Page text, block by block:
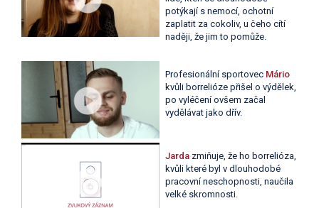
potýkají s nemocí, ochotní
zaplatit za cokoliv, u čeho cítí
naději, že jim to pomůže.
Profesionální sportovec Mário
kvůli borrelióze přišel o výdělek,
po vyléčení ovšem začal
vydělávat jako dřív.
Jardazmiňuje, že ho borrelióza,
kvůli které byl v dlouhodobé
pracovní neschopnosti, naučila
velké skromnosti.